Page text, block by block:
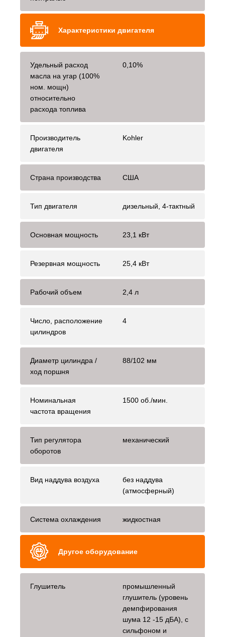
Характеристики двигателя
Удельный расход
масла на угар (100%
ном. мощн)
относительно
расхода топлива
0,10%
Производитель
двигателя
Kohler
Страна производства США
Тип двигателя дизельный, 4-тактный
Основная мощность 23,1 кВт
Резервная мощность 25,4 кВт
Рабочий объем 2,4 л
Число, расположение
цилиндров
4
Диаметр цилиндра /
ход поршня
88/102 мм
Номинальная
частота вращения
1500 об./мин.
Тип регулятора
оборотов
механический
Вид наддува воздуха
без наддува
(атмосферный)
Система охлаждения жидкостная
Другое оборудование
Глушитель
промышленный
глушитель (уровень
демпфирования
шума 12 -15 дБА), с
сильфоном и